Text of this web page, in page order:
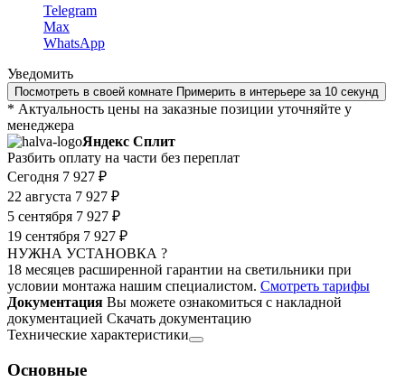
Telegram
Max
WhatsApp
Уведомить
Посмотреть в своей комнате Примерить в интерьере за 10 секунд
* Актуальность цены на заказные позиции уточняйте у
менеджера
Яндекс Сплит
Разбить оплату на части без переплат
Сегодня 7 927 ₽
22 августа 7 927 ₽
5 сентября 7 927 ₽
19 сентября 7 927 ₽
НУЖНА УСТАНОВКА ?
18 месяцев расширенной гарантии на светильники при
условии монтажа нашим специалистом. Смотреть тарифы
Документация Вы можете ознакомиться с накладной
документацией Скачать документацию
Технические характеристики
Основные